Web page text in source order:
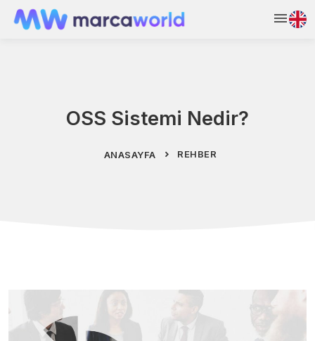
OSS Sistemi Nedir?
ANASAYFA REHBER